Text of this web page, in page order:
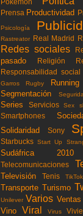
Prensa Productividad
Psicología
Rastreator Real Madrid
Redes sociales
pasado
Religión
Responsabilidad social
Garros
Rugby Running
Segmentación
Series Servicios Sex
Smartphones
Solidaridad Sony
Starbucks Start Up
Sudáfrica 2010
Telecomunicaciones
Televisión Tenis TikTok
Transporte Turismo
Unilever Varios Ventas
Vino Viral Virus